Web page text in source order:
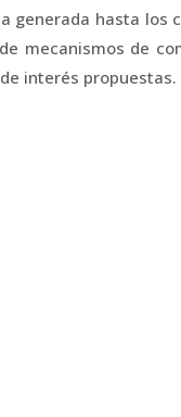
hasta los
mecanismos de
interés propuestas.